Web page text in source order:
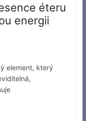
éteru
energii
element, který